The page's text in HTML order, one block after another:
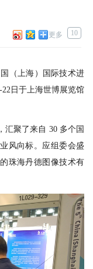
更多 10
（上海）国际技术进
日于上海世博展览馆
汇聚了来自 30 多个国
风向标。应组委会盛
珠海丹德图像技术有